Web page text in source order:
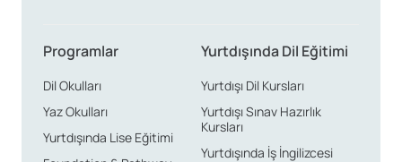
Programlar
Dil Okulları
Yaz Okulları
Yurtdışında Lise Eğitimi
Yurtdışında Dil Eğitimi
Yurtdışı Dil Kursları
Yurtdışı Sınav Hazırlık
Kursları
Yurtdışında İş İngilizcesi